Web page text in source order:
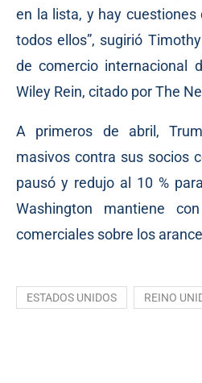
en la lista, y hay
todos ellos”, sugirió
de comercio internacional
Wiley Rein, citado por The
A primeros de abril,
masivos contra sus socios
pausó y redujo al 10 %
Washington mantiene
comerciales sobre los
ESTADOS UNIDOS REINO